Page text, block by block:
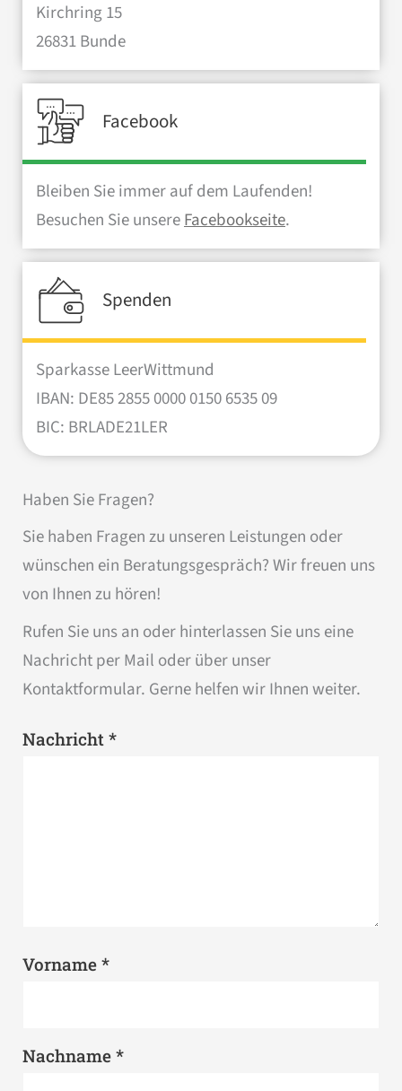
Kirchring 15
26831 Bunde
Facebook
Bleiben Sie immer auf dem Laufenden!
Besuchen Sie unsereFacebookseite.
Spenden
Sparkasse LeerWittmund
IBAN: DE85 2855 0000 0150 6535 09
BIC: BRLADE21LER
Haben Sie Fragen?
Sie haben Fragen zu unseren Leistungen oder
wünschen ein Beratungsgespräch? Wir freuen uns
von Ihnen zu hören!
Rufen Sie uns an oder hinterlassen Sie uns eine
Nachricht per Mail oder über unser
Kontaktformular. Gerne helfen wir Ihnen weiter.
Nachricht *
Vorname *
Nachname *